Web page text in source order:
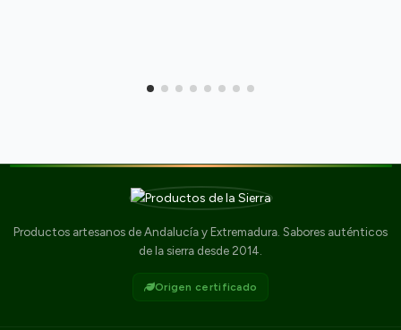
Productos artesanos de Andalucía y Extremadura. Sabores auténticos
de la sierra desde 2014.
Origen certificado